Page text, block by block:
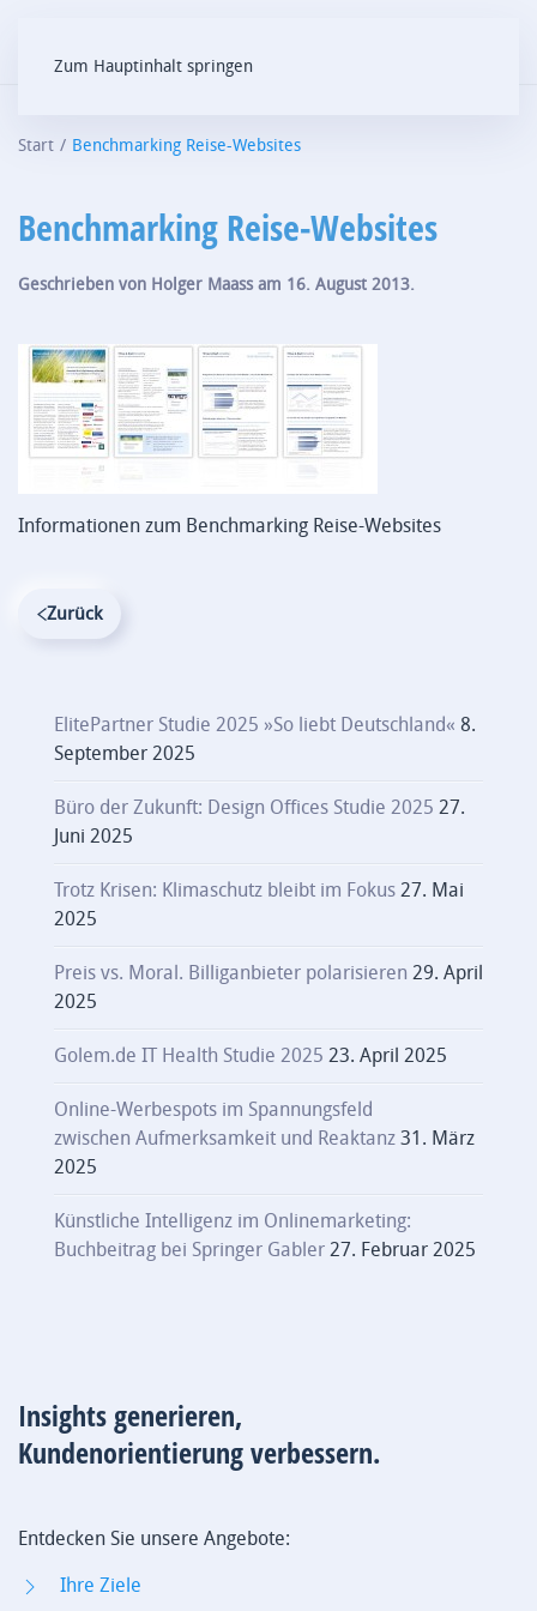
Zum Hauptinhalt springen
Start Benchmarking Reise-Websites
Benchmarking Reise-Websites
Geschrieben von Holger Maassam 16. August 2013.
Informationen zum Benchmarking Reise-Websites
Zurück
ElitePartner Studie 2025 »So liebt Deutschland« 8.
September 2025
Büro der Zukunft: Design Offices Studie 2025 27.
Juni 2025
Trotz Krisen: Klimaschutz bleibt im Fokus 27. Mai
2025
Preis vs. Moral. Billiganbieter polarisieren 29. April
2025
Golem.de IT Health Studie 2025 23. April 2025
Online-Werbespots im Spannungsfeld
zwischen Aufmerksamkeit und Reaktanz 31. März
2025
Künstliche Intelligenz im Onlinemarketing:
Buchbeitrag bei Springer Gabler 27. Februar 2025
Insights generieren,
Kundenorientierung verbessern.
Entdecken Sie unsere Angebote:
Ihre Ziele